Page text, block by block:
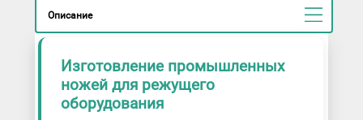
Описание
Изготовление промышленных
ножей для режущего
оборудования